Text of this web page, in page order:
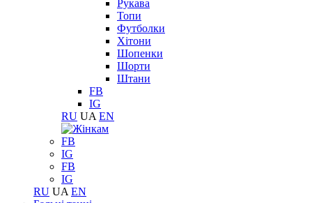
Рукава
Топи
Футболки
Хітони
Шопенки
Шорти
Штани
FB
IG
RU UA EN
FB
IG
FB
IG
RU UA EN